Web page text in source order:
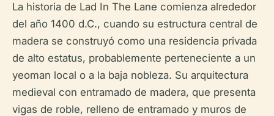
La historia de Lad In The Lane comienza alrededor
del año 1400 d.C., cuando su estructura central de
madera se construyó como una residencia privada
de alto estatus, probablemente perteneciente a un
yeoman local o a la baja nobleza. Su arquitectura
medieval con entramado de madera, que presenta
vigas de roble, relleno de entramado y muros de